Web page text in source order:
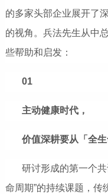
的多家头部企业展开了
的视角。兵法先生从中
些帮助和启发：
01
主动健康时代，
价值深耕要从「全
研讨形成的第一个
命周期”的持续课题，传